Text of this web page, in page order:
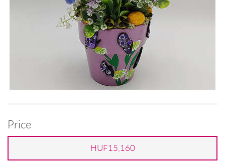
Price
HUF15,160